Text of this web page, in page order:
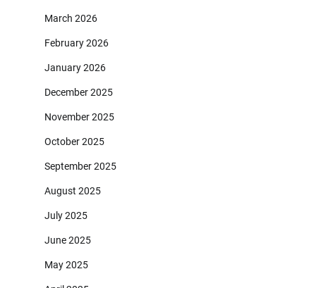
March 2026
February 2026
January 2026
December 2025
November 2025
October 2025
September 2025
August 2025
July 2025
June 2025
May 2025